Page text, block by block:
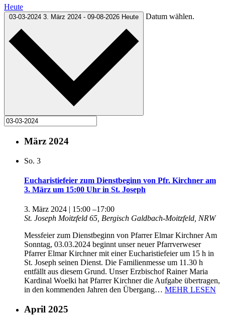
Heute
03-03-2024 3. März 2024 - 09-08-2026 Heute Datum wählen.
März 2024
So. 3
Eucharistiefeier zum Dienstbeginn von Pfr. Kirchner am
3. März um 15:00 Uhr in St. Joseph
3. März 2024 | 15:00 –17:00
St. Joseph Moitzfeld 65, Bergisch Galdbach-Moitzfeld, NRW
Messfeier zum Dienstbeginn von Pfarrer Elmar Kirchner Am
Sonntag, 03.03.2024 beginnt unser neuer Pfarrverweser
Pfarrer Elmar Kirchner mit einer Eucharistiefeier um 15 h in
St. Joseph seinen Dienst. Die Familienmesse um 11.30 h
entfällt aus diesem Grund. Unser Erzbischof Rainer Maria
Kardinal Woelki hat Pfarrer Kirchner die Aufgabe übertragen,
in den kommenden Jahren den Übergang… MEHR LESEN
April 2025